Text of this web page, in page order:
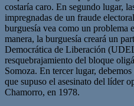
costaría caro. En segundo lugar,
impregnadas de un fraude
burguesía vea como un problema
manera, la burguesía creará un
Democrática de Liberación
resquebrajamiento del bloque
Somoza. En tercer lugar,
que supuso el asesinato del líder
Chamorro, en 1978.